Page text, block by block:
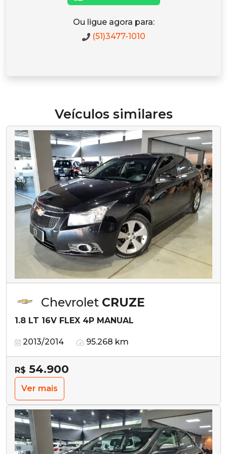
Ou ligue agora para:
(51)3477-1010
Veículos similares
Chevrolet CRUZE
1.8 LT 16V FLEX 4P MANUAL
2013/2014 95.268 km
R$ 54.900
Ver mais